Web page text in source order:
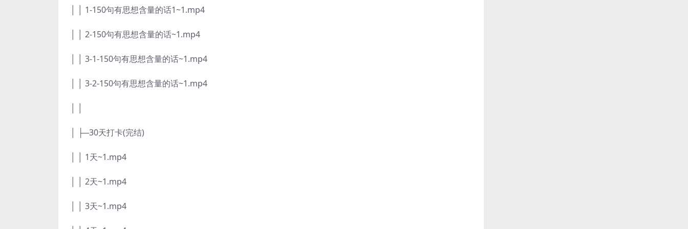
│ │ 1-150句有思想含量的话1~1.mp4
│ │ 2-150句有思想含量的话~1.mp4
│ │ 3-1-150句有思想含量的话~1.mp4
│ │ 3-2-150句有思想含量的话~1.mp4
│ ├─30天打卡(完结)
│ │ 1天~1.mp4
│ │ 2天~1.mp4
│ │ 3天~1.mp4